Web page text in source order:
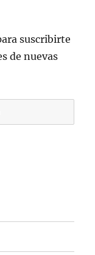
suscribirte
de nuevas